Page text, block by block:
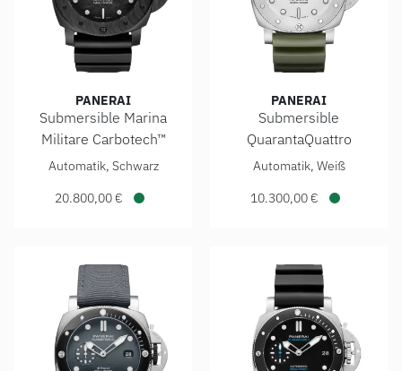
PANERAI
Submersible Marina
Militare Carbotech™
Panerai Submersible Marina Militare Carbotech™, Ref:
Automatik, Schwarz
20.800,00 €
PANERAI
Submersible
QuarantaQuattro
Panerai Submersible
Automatik, Weiß
10.300,00 €